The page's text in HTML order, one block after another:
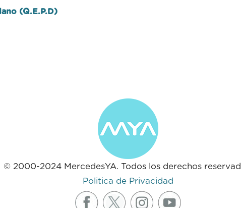
(Q.E.P.D)
© 2000-2024 MercedesYA. Todos los derechos
Politica de Privacidad